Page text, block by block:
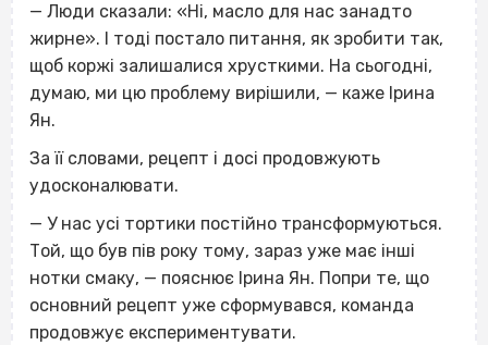
— Люди сказали: «Ні, масло для нас занадто
жирне». І тоді постало питання, як зробити так,
щоб коржі залишалися хрусткими. На сьогодні,
думаю, ми цю проблему вирішили, — каже Ірина
Ян.
За її словами, рецепт і досі продовжують
удосконалювати.
— У нас усі тортики постійно трансформуються.
Той, що був пів року тому, зараз уже має інші
нотки смаку, — пояснює Ірина Ян. Попри те, що
основний рецепт уже сформувався, команда
продовжує експериментувати.